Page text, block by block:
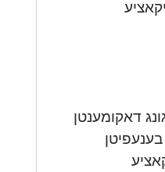
דאקומענטן